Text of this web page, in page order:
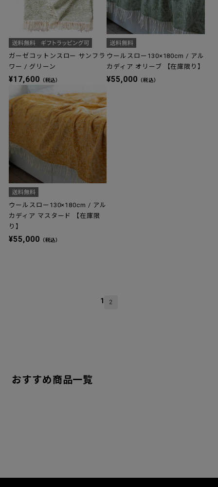
ガーゼコットンスロー サンフラ
ワー / グリーン
¥17,600 （税込）
ウールスロー130×180cm / アル
カディア オリーブ 【在庫限り】
¥55,000 （税込）
ウールスロー130×180cm / アル
カディア マスタード 【在庫限
り】
¥55,000 （税込）
1 2
おすすめ商品一覧